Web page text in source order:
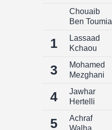
Chouaib
Ben Toumia
1
Lassaad
Kchaou
3
Mohamed
Mezghani
4
Jawhar
Hertelli
5
Achraf